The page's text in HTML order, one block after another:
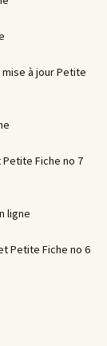
à jour Petite
Fiche no 7
ligne
Petite Fiche no 6